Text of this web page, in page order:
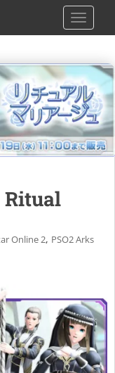
Ritual
Online 2, PSO2 Arks